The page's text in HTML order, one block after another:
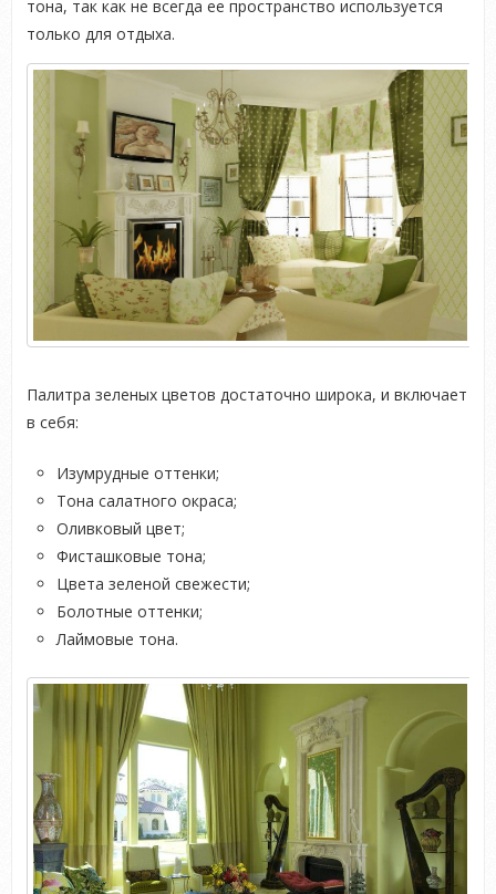
тона, так как не всегда ее пространство используется
только для отдыха.
Палитра зеленых цветов достаточно широка, и включает
в себя:
Изумрудные оттенки;
Тона салатного окраса;
Оливковый цвет;
Фисташковые тона;
Цвета зеленой свежести;
Болотные оттенки;
Лаймовые тона.